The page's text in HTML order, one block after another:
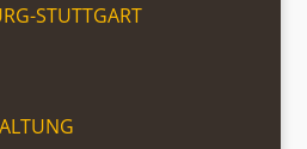
STUTTGART